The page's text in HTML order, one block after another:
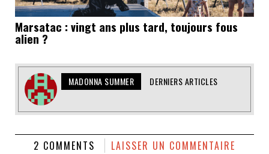
Marsatac : vingt ans plus tard, toujours fous
alien ?
MADONNA SUMMER DERNIERS ARTICLES
2 COMMENTS LAISSER UN COMMENTAIRE